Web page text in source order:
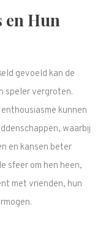
en Hun
gevoeld kan de
speler vergroten.
kunnen
waarbij
en kansen beter
sfeer om hen heen,
met vrienden, hun